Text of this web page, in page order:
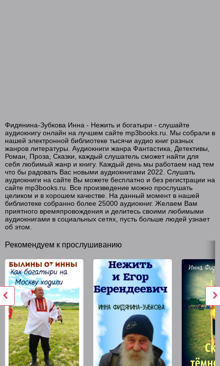
Фидянина-Зубкова Инна - Нежить и богатыри - слушайте
аудиокнигу онлайн на лучшем сайте mp3books.ru. Мы собрали в
нашей электронной библиотеке тысячи аудио книг разных
жанров литературы. Аудиокниги жанра Фантастика, Детективы,
Роман, Проза, Сказки, каждый слушатель сможет найти для
себя любимый жанр и книгу. Каждый день мы работаем над тем
что бы радовать Вас новыми аудиокнигами 2022. Слушать
аудиокниги на сайте Вы можете бесплатно и без регистрации на
сайте mp3books.ru. Все произведение можно прослушать
целиком и в хорошем качестве. На данный момент в нашей
библиотеке собранно более 25000 аудиокниг. Желаем Вам
приятного времяпровождения и делитесь своими любимыми
аудиокнигами в социальных сетях, пусть больше людей узнает
об этом.
Рекомендуем к прослушиванию